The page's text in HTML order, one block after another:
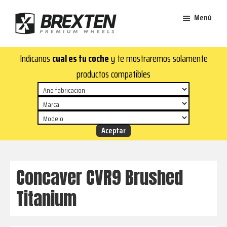
contenido
principal
de
página
Brexten
aluminio
premium
¡En
Brexten.com
encontrarás
aluminio
top!
y
estilo
para
Menú
Indicanos cual es tu cochey te mostraremos solamente
productos compatibles
Concaver CVR9 Brushed
Titanium